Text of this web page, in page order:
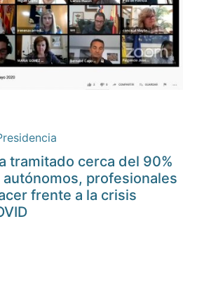
tramitado cerca del 90%
autónomos, profesionales
frente a la crisis